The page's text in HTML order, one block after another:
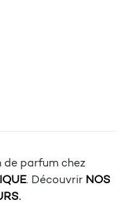
de parfum chez
. Découvrir NOS
.